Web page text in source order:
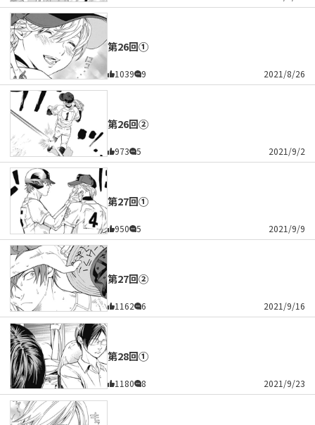
第26回①
1039 9 2021/8/26
第26回②
973 5 2021/9/2
第27回①
950 5 2021/9/9
第27回②
1162 6 2021/9/16
第28回①
1180 8 2021/9/23